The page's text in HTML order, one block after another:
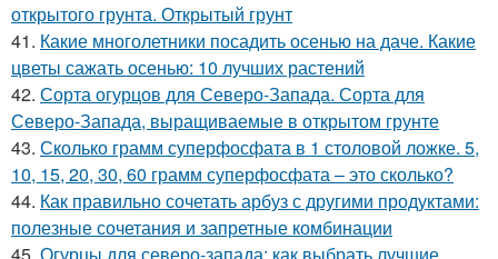
открытого грунта. Открытый грунт
41. Какие многолетники посадить осенью на даче. Какие
цветы сажать осенью: 10 лучших растений
42. Сорта огурцов для Северо-Запада. Сорта для
Северо-Запада, выращиваемые в открытом грунте
43. Сколько грамм суперфосфата в 1 столовой ложке. 5,
10, 15, 20, 30, 60 грамм суперфосфата – это сколько?
44. Как правильно сочетать арбуз с другими продуктами:
полезные сочетания и запретные комбинации